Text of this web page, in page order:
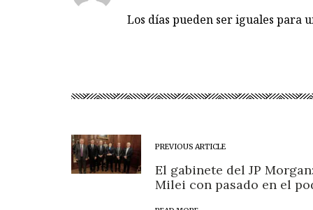
Los días pueden ser iguales para
PREVIOUS ARTICLE
El gabinete del JP
Milei con pasado en el